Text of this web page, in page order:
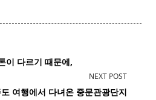
이 다르기 때문에,
NEXT POST
여행에서 다녀온 중문관광단지